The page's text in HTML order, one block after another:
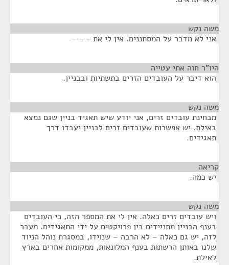
משה נקש
אני לא מדבר על המסתננים. אין לי את - - -
היו"ר חוה אתי עטייה
הוא דיבר על העובדים הזרים בתשתיות ובבניין.
משה נקש
מבחינת עובדים זרים, אני יודע שיש תאגיד בניין שגם נמצא
באילת. יש אפשרות שעובדים זרים לבניין יעבדו דרך
תאגידים.
קריאה
יש כמה.
משה נקש
ויש עובדים זרים כאלה. אין לי את המספר הזה, כי העובדים
בענף הבניין מתניידים בין פרויקטים על ידי התאגידים. מעבר
לזה, יש גם כאלה – לא הרבה – שנוידו, במסגרת נוהל הניוד
שלנו באותן הרשתות בענף המלונאות, ממקומות אחרים בארץ
לאילת.